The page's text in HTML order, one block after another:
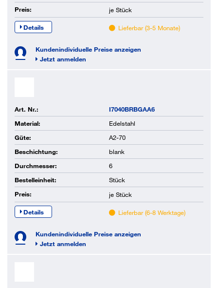
Preis:
je Stück
Details Lieferbar (3-5 Monate)
Kundenindividuelle Preise anzeigen
Jetzt anmelden
Art. Nr.:
I7040BRBGAA6
Material:
Edelstahl
Güte:
A2-70
Beschichtung:
blank
Durchmesser:
6
Bestelleinheit:
Stück
Preis:
je Stück
Details Lieferbar (6-8 Werktage)
Kundenindividuelle Preise anzeigen
Jetzt anmelden